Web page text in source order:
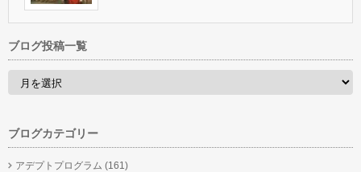
ブログ投稿一覧
ブログカテゴリー
アデプトプログラム (161)